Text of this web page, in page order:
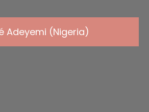
Adeyemi (Nigeria)